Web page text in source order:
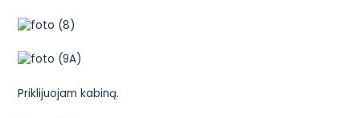
Priklijuojam kabiną.